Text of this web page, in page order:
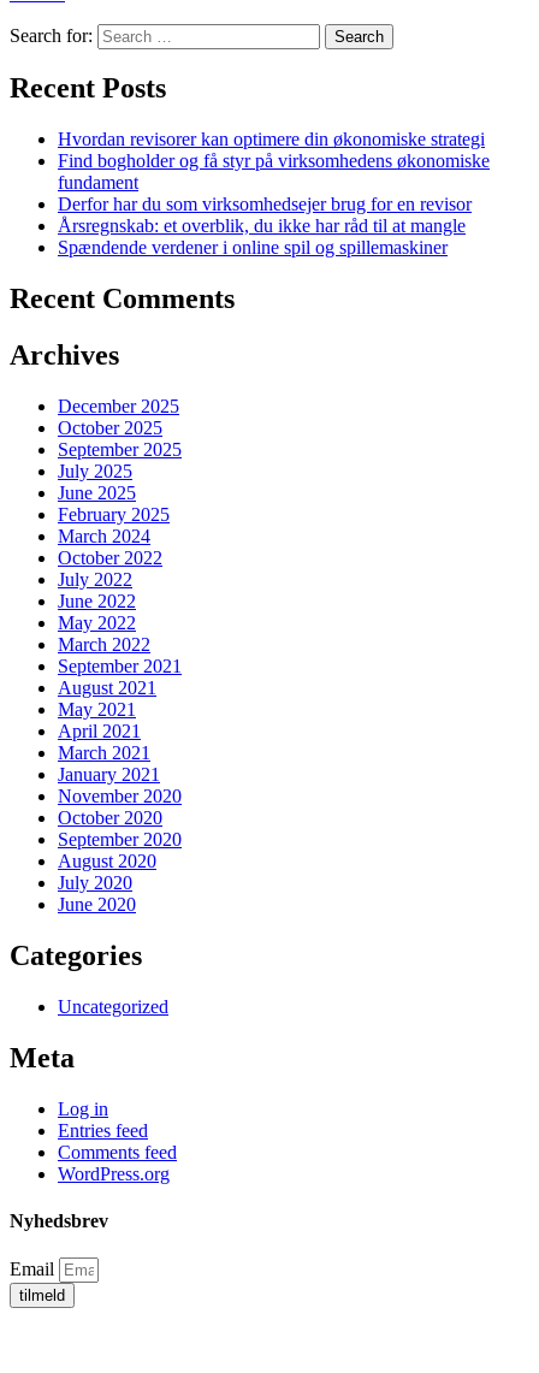
Search for:
Recent Posts
Hvordan revisorer kan optimere din økonomiske strategi
Find bogholder og få styr på virksomhedens økonomiske
fundament
Derfor har du som virksomhedsejer brug for en revisor
Årsregnskab: et overblik, du ikke har råd til at mangle
Spændende verdener i online spil og spillemaskiner
Recent Comments
Archives
December 2025
October 2025
September 2025
July 2025
June 2025
February 2025
March 2024
October 2022
July 2022
June 2022
May 2022
March 2022
September 2021
August 2021
May 2021
April 2021
March 2021
January 2021
November 2020
October 2020
September 2020
August 2020
July 2020
June 2020
Categories
Uncategorized
Meta
Log in
Entries feed
Comments feed
WordPress.org
Nyhedsbrev
Email
tilmeld